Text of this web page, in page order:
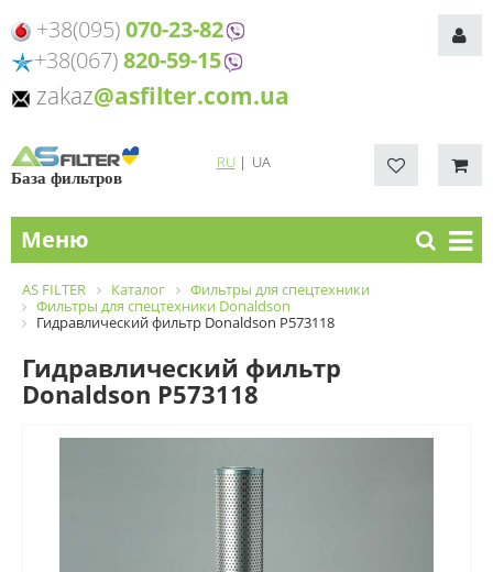
+38(095)070-23-82
+38(067)820-59-15
zakaz@asfilter.com.ua
База фильтров
RU| UA
Меню
AS FILTER Каталог
Фильтры для спецтехники
Фильтры для спецтехники Donaldson
Гидравлический фильтр Donaldson P573118
Гидравлический фильтр
Donaldson P573118